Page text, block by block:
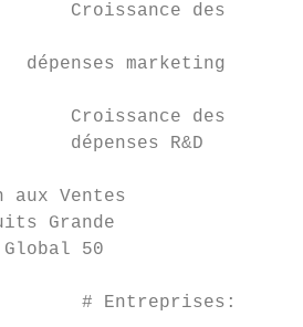
Croissance des
dépenses marketing
Croissance des
dépenses R&D
aux Ventes
Grande
Global 50
# Entreprises: